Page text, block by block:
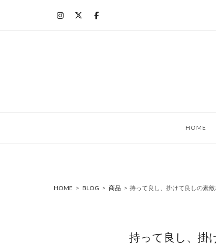
HOME
HOME > BLOG > 商品 > 持って良し、掛けて良しの素
持って良し、掛